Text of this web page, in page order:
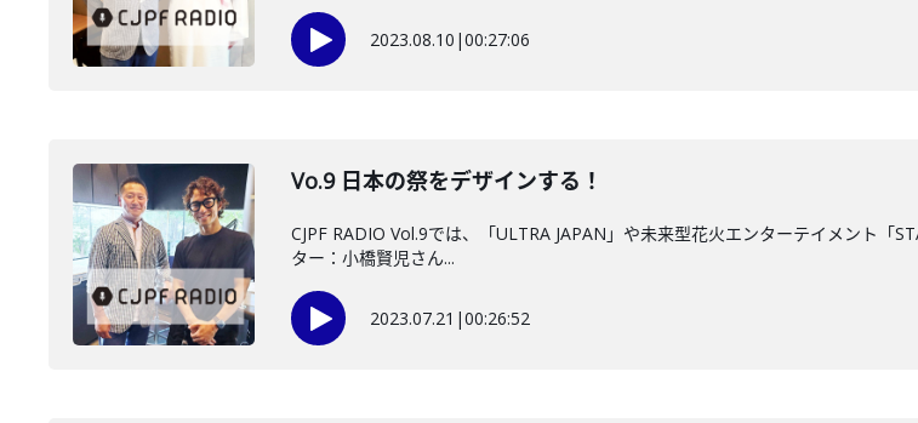
2023.08.10 |00:27:06
Vo.9 日本の祭をデザインする！
CJPF RADIO Vol.9では、「ULTRA JAPAN」や未来型花火エンターテイメント「
ター：小橋賢児さん...
2023.07.21 |00:26:52